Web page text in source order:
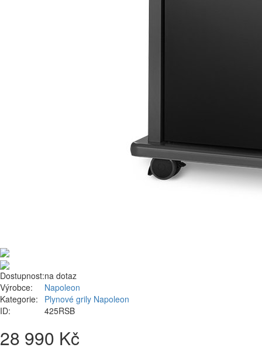
Dostupnost:na dotaz
Výrobce:
Napoleon
Kategorie:
Plynové grily Napoleon
ID:
425RSB
28 990 Kč